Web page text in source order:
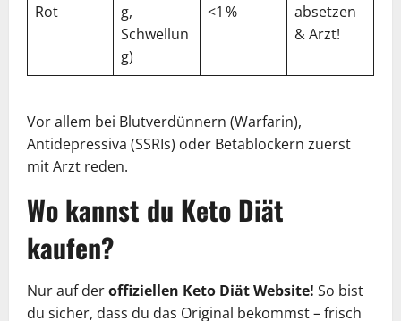
Rot
g,
Schwellun
g)
<1 %
absetzen
& Arzt!
Vor allem bei Blutverdünnern (Warfarin),
Antidepressiva (SSRIs) oder Betablockern zuerst
mit Arzt reden.
Wo kannst du Keto Diät
kaufen?
Nur auf deroffiziellen Keto Diät Website! So bist
du sicher, dass du das Original bekommst – frisch